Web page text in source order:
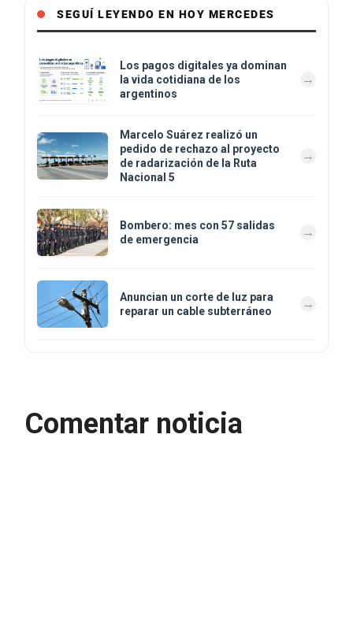
SEGUÍ LEYENDO EN HOY MERCEDES
Los pagos digitales ya dominan
la vida cotidiana de los
argentinos
Marcelo Suárez realizó un
pedido de rechazo al proyecto
de radarización de la Ruta
Nacional 5
Bombero: mes con 57 salidas
de emergencia
Anuncian un corte de luz para
reparar un cable subterráneo
Comentar noticia